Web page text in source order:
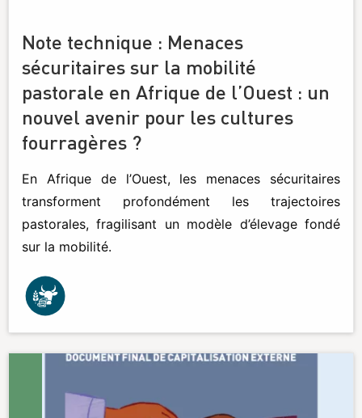
Note technique : Menaces
sécuritaires sur la mobilité
pastorale en Afrique de l’Ouest : un
nouvel avenir pour les cultures
fourragères ?
En Afrique de l’Ouest, les menaces sécuritaires
transforment profondément les trajectoires
pastorales, fragilisant un modèle d’élevage fondé
sur la mobilité.